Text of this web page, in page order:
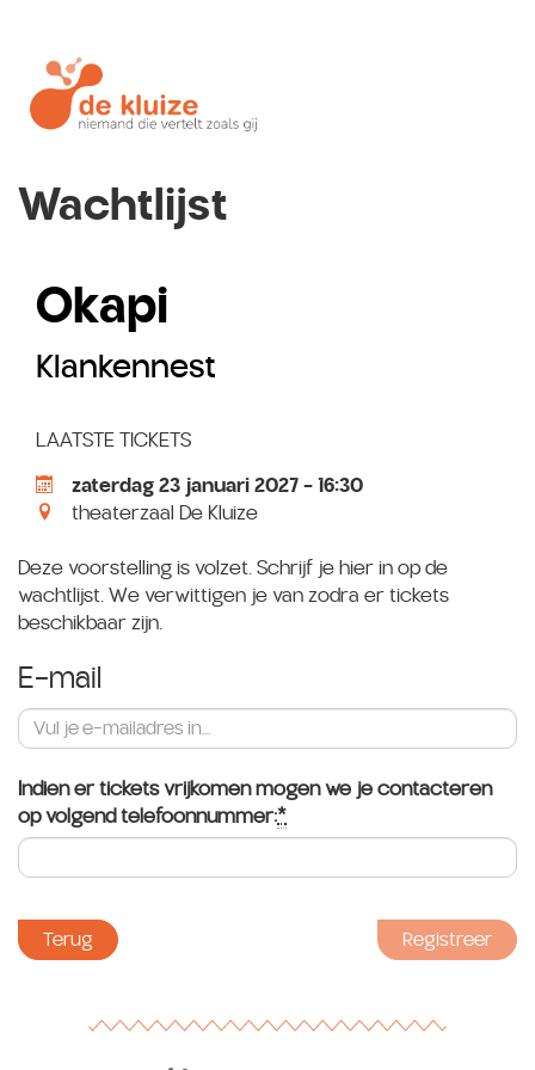
Wachtlijst
Okapi
Klankennest
LAATSTE TICKETS
zaterdag 23 januari 2027 - 16:30
theaterzaal De Kluize
Deze voorstelling is volzet. Schrijf je hier in op de
wachtlijst. We verwittigen je van zodra er tickets
beschikbaar zijn.
E-mail
Indien er tickets vrijkomen mogen we je contacteren
op volgend telefoonnummer:*
Verplicht
veld
Terug Registreer